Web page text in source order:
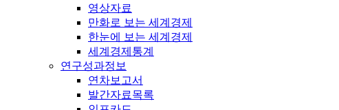
영상자료
만화로 보는 세계경제
한눈에 보는 세계경제
세계경제통계
연구성과정보
연차보고서
발간자료목록